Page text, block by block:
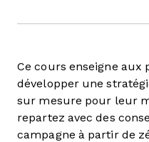
Ce cours enseigne
développer une
sur mesure pour leur
repartez avec des
campagne à partir de